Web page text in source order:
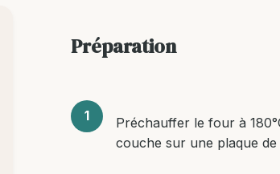
Préparation
Préchauffer le four à
couche sur une plaque